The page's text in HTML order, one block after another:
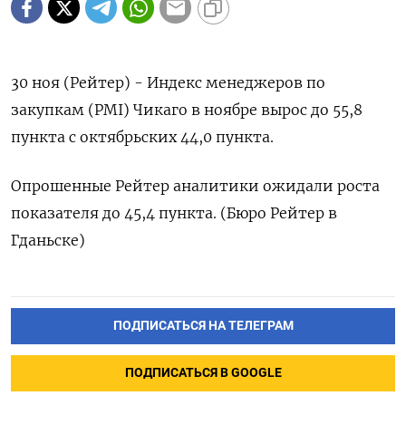
30 ноя (Рейтер) - Индекс менеджеров по
закупкам (PMI) Чикаго в ноябре вырос до 55,8
пункта c октябрьских 44,0 пункта.
Опрошенные Рейтер аналитики ожидали роста
показателя до 45,4 пункта. (Бюро Рейтер в
Гданьске)
ПОДПИСАТЬСЯ НА ТЕЛЕГРАМ
ПОДПИСАТЬСЯ В GOOGLE